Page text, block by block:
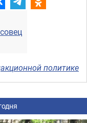
политике